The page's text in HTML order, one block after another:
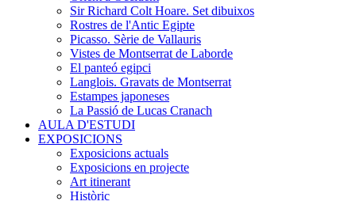
Sir Richard Colt Hoare. Set dibuixos
Rostres de l'Antic Egipte
Picasso. Sèrie de Vallauris
Vistes de Montserrat de Laborde
El panteó egipci
Langlois. Gravats de Montserrat
Estampes japoneses
La Passió de Lucas Cranach
AULA D'ESTUDI
EXPOSICIONS
Exposicions actuals
Exposicions en projecte
Art itinerant
Històric